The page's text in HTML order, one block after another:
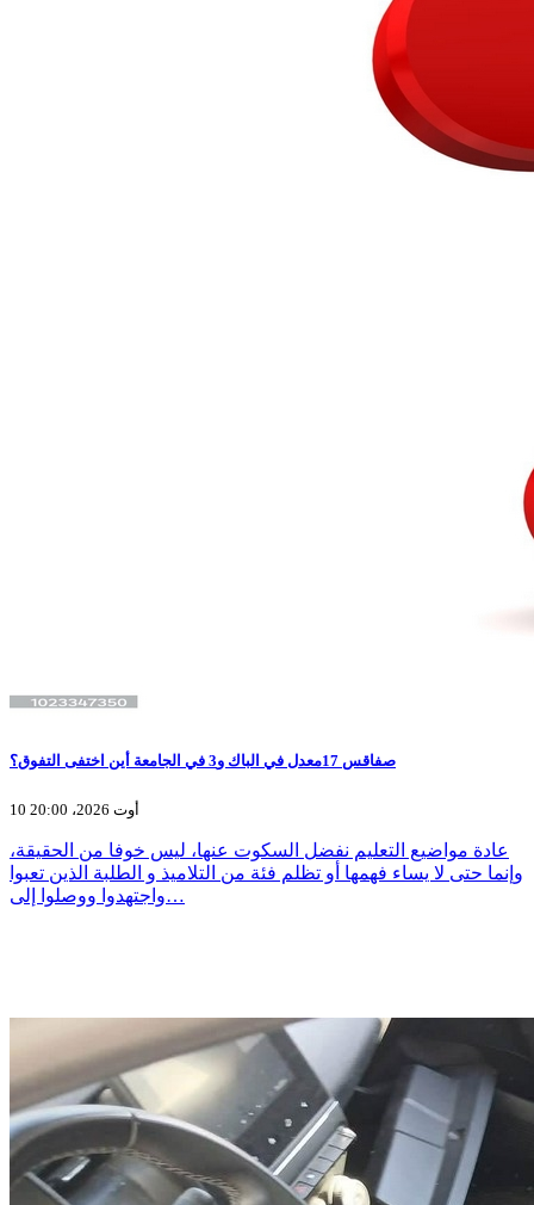
صفاقس 17معدل في الباك و3 في الجامعة أين اختفى التفوق؟
10 أوت 2026، 20:00
عادة مواضيع التعليم نفضل السكوت عنها، ليس خوفا من الحقيقة،
وإنما حتى لا يساء فهمها أو تظلم فئة من التلاميذ و الطلبة الذين تعبوا
واجتهدوا ووصلوا إلى…